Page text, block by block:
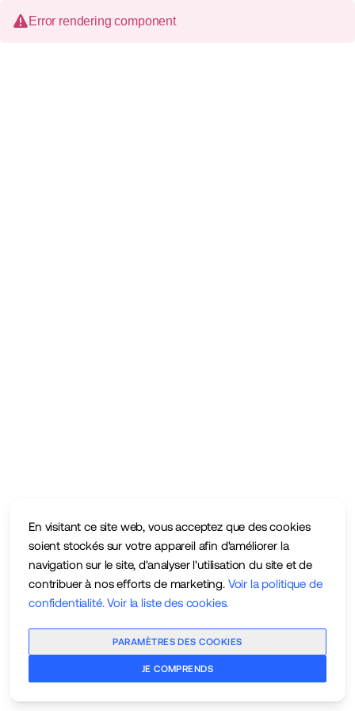
En visitant ce site web, vous acceptez que des cookies
soient stockés sur votre appareil afin d'améliorer la
navigation sur le site, d'analyser l'utilisation du site et de
contribuer à nos efforts de marketing. Voir la politique de
confidentialité. Voir la liste des cookies.
PARAMÈTRES DES COOKIES
JE COMPRENDS
Error rendering component